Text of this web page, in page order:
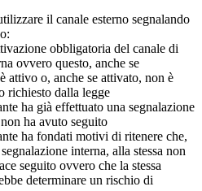
il canale esterno segnalando
obbligatoria del canale di
ovvero questo, anche se
attivo o, anche se attivato, non è
richiesto dalla legge
ha già effettuato una segnalazione
ha avuto seguito
ha fondati motivi di ritenere che,
interna, alla stessa non
seguito ovvero che la stessa
determinare un rischio di